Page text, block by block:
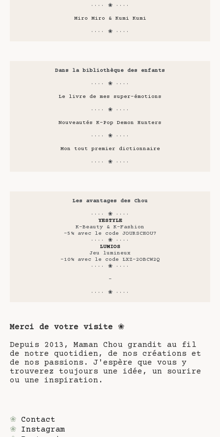
···· ❀ ····
Miro Miro & Kumi Kumi
···· ❀ ····
Dans la bibliothèque des enfants
···· ❀ ····
Le livre de mes super-émotions
···· ❀ ····
Nouveautés K-Pop Demon Hunters
···· ❀ ····
Mon tout premier dictionnaire
···· ❀ ····
Les avantages des Chou
···· ❀ ····
YESTYLE
K-Beauty & K-Fashion
-5% avec le code JOURSCHOU7
···· ❀ ····
LUMIOS
Jeu lumineux
-10% avec le code LXZ-2OBCW2Q
···· ❀ ····
-
···· ❀ ····
Merci de votre visite ❀
Depuis 2013, Maman Chou grandit au fil
de notre quotidien, de nos créations et
de nos passions. J'espère que vous y
trouverez toujours une idée, un sourire
ou une inspiration.
❀ Contact
❀ Instagram